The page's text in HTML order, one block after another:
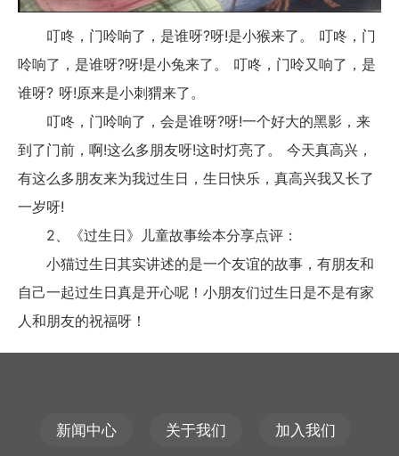
叮咚，门呤响了，是谁呀?呀!是小猴来了。 叮咚，门
呤响了，是谁呀?呀!是小兔来了。 叮咚，门呤又响了，是
谁呀? 呀!原来是小刺猬来了。
叮咚，门呤响了，会是谁呀?呀!一个好大的黑影，来
到了门前，啊!这么多朋友呀!这时灯亮了。 今天真高兴，
有这么多朋友来为我过生日，生日快乐，真高兴我又长了
一岁呀!
2、《过生日》儿童故事绘本分享点评：
小猫过生日其实讲述的是一个友谊的故事，有朋友和
自己一起过生日真是开心呢！小朋友们过生日是不是有家
人和朋友的祝福呀！
新闻中心 关于我们 加入我们